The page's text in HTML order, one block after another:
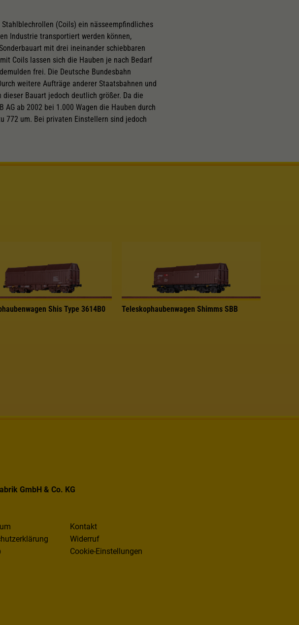
(Coils) ein nässeempfindliches
Industrie transportiert werden können,
mit drei ineinander schiebbaren
Coils lassen sich die Hauben je nach Bedarf
frei. Die Deutsche Bundesbahn
weitere Aufträge anderer Staatsbahnen und
Bauart jedoch deutlich größer. Da die
ab 2002 bei 1.000 Wagen die Hauben durch
772 um. Bei privaten Einstellern sind jedoch
Shis Type 3614B0
Teleskophaubenwagen Shimms SBB
GmbH & Co. KG
Kontakt
Widerruf
Cookie-Einstellungen